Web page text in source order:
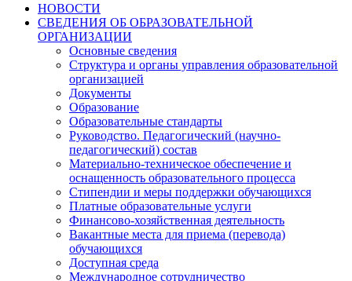
НОВОСТИ
СВЕДЕНИЯ ОБ ОБРАЗОВАТЕЛЬНОЙ
ОРГАНИЗАЦИИ
Основные сведения
Структура и органы управления образовательной
организацией
Документы
Образование
Образовательные стандарты
Руководство. Педагогический (научно-
педагогический) состав
Материально-техническое обеспечение и
оснащенность образовательного процесса
Стипендии и меры поддержки обучающихся
Платные образовательные услуги
Финансово-хозяйственная деятельность
Вакантные места для приема (перевода)
обучающихся
Доступная среда
Международное сотрудничество